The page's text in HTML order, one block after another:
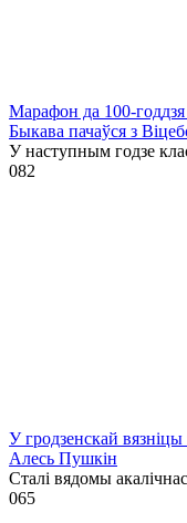
Марафон да 100-годдзя
Быкава пачаўся з
У наступным годзе
082
У гродзенскай вязніцы
Алесь Пушкін
Сталі вядомы
065